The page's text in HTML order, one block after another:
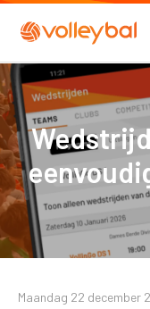
Maandag 22 december